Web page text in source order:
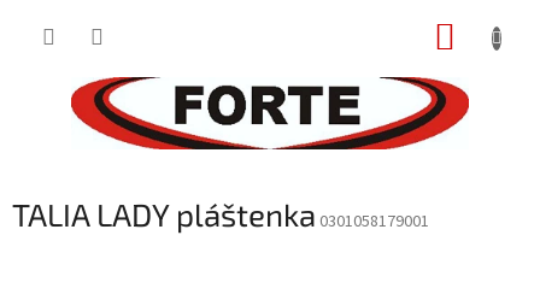
TALIA LADY pláštenka 0301058179001